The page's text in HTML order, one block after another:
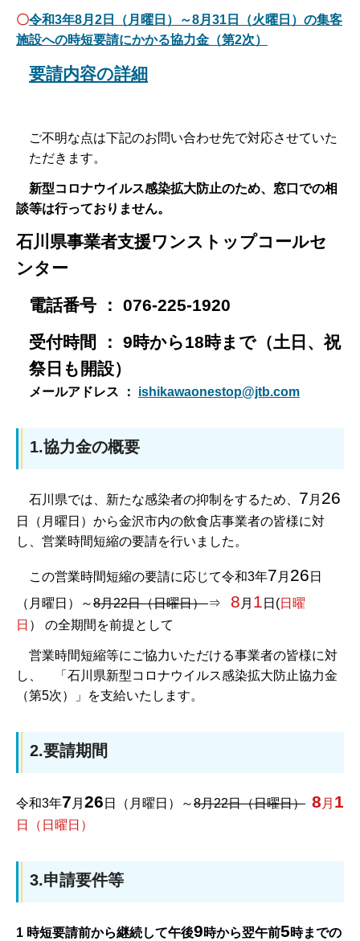
〇令和3年8月2日（月曜日）～8月31日（火曜日）の集客
施設への時短要請にかかる協力金（第2次）
要請内容の詳細
ご不明な点は下記のお問い合わせ先で対応させていた
ただきます。
新型コロナウイルス感染拡大防止のため、窓口での相
談等は行っておりません。
石川県事業者支援ワンストップコールセ
ンター
電話番号 ： 076-225-1920
受付時間 ： 9時から18時まで（土日、祝
祭日も開設）
メールアドレス ： ishikawaonestop@jtb.com
1.協力金の概要
石川県では、新たな感染者の抑制をするため、 7 月 26
日（月曜日）から金沢市内の飲食店事業者の皆様に対
し、営業時間短縮の要請を行いました。
この営業時間短縮の要請に応じて令和3年7 月 26 日
（月曜日）～8月22日（日曜日）⇒ 8 月 1 日(日曜
日 ） の全期間を前提として
営業時間短縮等にご協力いただける事業者の皆様に対
し、
「石川県新型コロナウイルス感染拡大防止協力金
（第5次）」を支給いたします。
2.要請期間
令和3年7 月 26 日（月曜日）～8月22日（日曜日） 8 月 1
日（日曜日）
3.申請要件等
1 時短要請前から継続して午後9時から翌午前5時までの